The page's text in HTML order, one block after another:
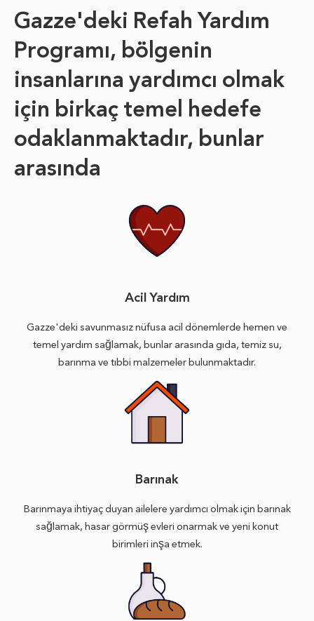
Gazze'deki Refah Yardım
Programı, bölgenin
insanlarına yardımcı olmak
için birkaç temel hedefe
odaklanmaktadır, bunlar
arasında
Acil Yardım
Gazze'deki savunmasız nüfusa acil dönemlerde hemen ve
temel yardım sağlamak, bunlar arasında gıda, temiz su,
barınma ve tıbbi malzemeler bulunmaktadır.
Barınak
Barınmaya ihtiyaç duyan ailelere yardımcı olmak için barınak
sağlamak, hasar görmüş evleri onarmak ve yeni konut
birimleri inşa etmek.